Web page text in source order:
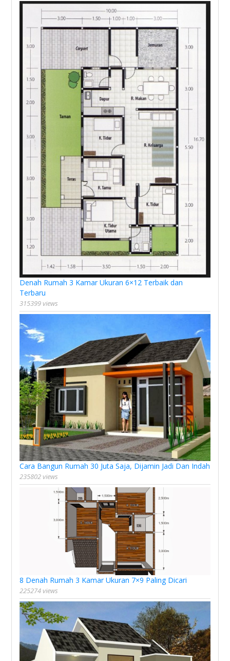
Denah Rumah 3 Kamar Ukuran 6×12 Terbaik dan
Terbaru
315399 views
Cara Bangun Rumah 30 Juta Saja, Dijamin Jadi Dan Indah
235802 views
8 Denah Rumah 3 Kamar Ukuran 7×9 Paling Dicari
225274 views